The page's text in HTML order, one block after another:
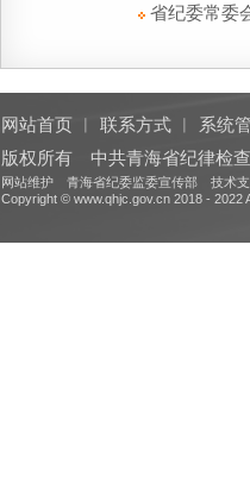
省纪委常委
网站首页 联系方式 系统
版权所有 中共青海省纪律检
网站维护 青海省纪委监委宣传部 技术
Copyright © www.qhjc.gov.cn 2018 - 2022